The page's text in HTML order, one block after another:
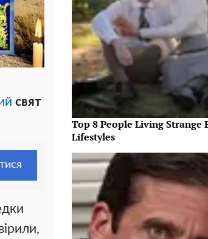
свят
Top 8 People Living Strange
Lifestyles